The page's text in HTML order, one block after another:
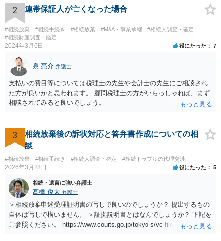
2 連帯保証人が亡くなった場合
#相続放棄 #相続手続き #相続放棄 #M&A・事業承継
#相続人調査・確定
#相続財産調査・鑑定
2024年3月6日 役にたった 7
泉 亮介 弁護士
支払いの費目等については税理士の先生や会計士の先生にご相談され
た方が良いかと思われます。 顧問税理士の方がいらっしゃれば、まず
相談されてみると良いでしょう。
3
相続放棄後の訴状対応と答弁書作成についての相
談
#相続放棄 #相続手続き #相続人調査・確定 #相続トラブルの代理交渉
2026年3月28日 役にたった 5
相続・遺言に強い弁護士
髙橋 俊太 弁護士
＞相続放棄申述受理証明書の写しで良いのでしょうか？ 提出するもの
自体は写しで構いません。 ＞証拠説明書とはなんでしょうか？ 下記を
ご参照ください。 https://www.courts.go.jp/tokyo-s/vc-files/tokyo-s/file/